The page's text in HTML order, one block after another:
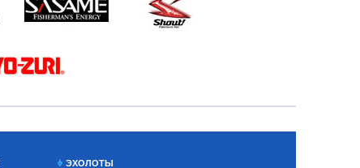
ЭХОЛОТЫ